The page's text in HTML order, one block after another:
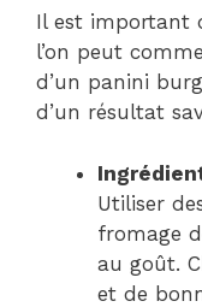
Il est important
l’on peut
d’un panini
d’un résultat
Utiliser
fromage
au goût.
et de